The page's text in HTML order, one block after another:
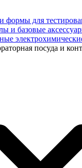
формы для
и базовые
посуда и